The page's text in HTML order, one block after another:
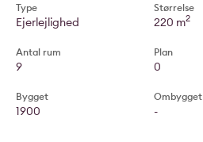
Type
Ejerlejlighed
Antal rum
9
Bygget
1900
Størrelse
220 m2
Plan
0
Ombygget
-